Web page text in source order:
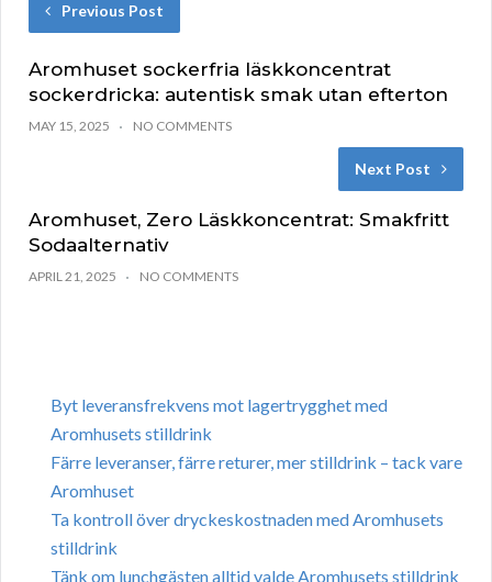
Previous Post
Aromhuset sockerfria läskkoncentrat
sockerdricka: autentisk smak utan efterton
MAY 15, 2025 NO COMMENTS
Next Post
Aromhuset, Zero Läskkoncentrat: Smakfritt
Sodaalternativ
APRIL 21, 2025 NO COMMENTS
Byt leveransfrekvens mot lagertrygghet med
Aromhusets stilldrink
Färre leveranser, färre returer, mer stilldrink – tack vare
Aromhuset
Ta kontroll över dryckeskostnaden med Aromhusets
stilldrink
Tänk om lunchgästen alltid valde Aromhusets stilldrink